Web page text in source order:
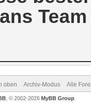
oben Archiv-Modus Alle
, © 2002-2026 MyBB Group